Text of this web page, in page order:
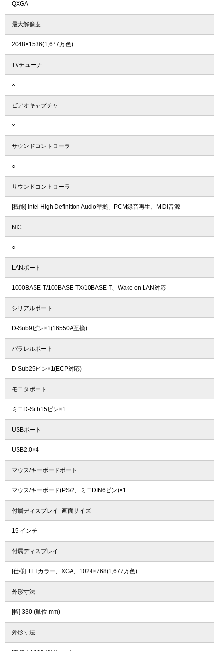
QXGA
最大解像度
2048×1536(1,677万色)
TVチューナ
×
ビデオキャプチャ
×
サウンドコントローラ
○
サウンドコントローラ
[機能] Intel High Definition Audio準拠、PCM録音再生、MIDI音源
NIC
○
LANポート
1000BASE-T/100BASE-TX/10BASE-T、Wake on LAN対応
シリアルポート
D-Sub9ピン×1(16550A互換)
パラレルポート
D-Sub25ピン×1(ECP対応)
モニタポート
ミニD-Sub15ピン×1
USBポート
USB2.0×4
マウス/キーボードポート
マウス/キーボード(PS/2、ミニDIN6ピン)×1
付属ディスプレイ_画面サイズ
15 インチ
付属ディスプレイ
[仕様] TFTカラー、XGA、1024×768(1,677万色)
外形寸法
[幅] 330 (単位 mm)
外形寸法